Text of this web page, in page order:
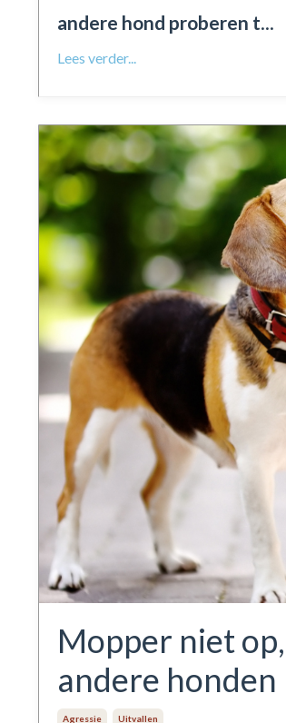
andere hond proberen t...
Lees verder...
Mopper niet
andere honden
Agressie Uitvallen